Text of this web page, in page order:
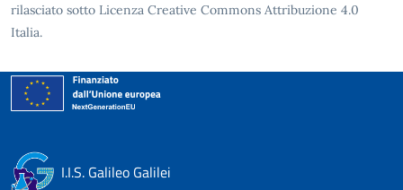
rilasciato sotto Licenza Creative Commons Attribuzione 4.0
Italia.
I.I.S. Galileo Galilei